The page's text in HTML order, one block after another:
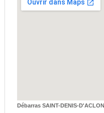
Débarras SAINT-DENIS-D'ACLON